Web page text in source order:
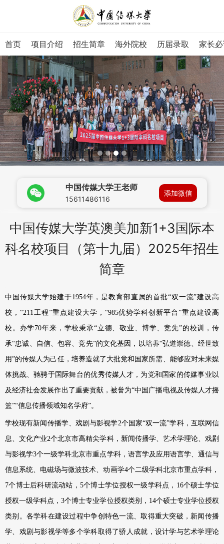
首页 项目介绍 招生简章 海外院校 历届录取 家长
中国传媒大学王老师
15611486116
添加微信
中国传媒大学英澳美加新1+3国际本
科名校项目（第十九届）2025年招生
简章
中国传媒大学始建于1954年，是教育部直属的首批“双一流”建设高
校，“211工程”重点建设大学，“985优势学科创新平台”重点建设高
校。办学70年来，学校秉承“立德、敬业、博学、竞先”的校训，传
承“忠诚、自信、包容、竞先”的文化基因，以培养“弘道崇德、经世致
用”的传媒人为己任，培养造就了大批党和国家所需、能够应对未来媒
体挑战、驰骋于国际舞台的优秀传媒人才，为党和国家的传媒事业以
及经济社会发展作出了重要贡献，被誉为“中国广播电视及传媒人才摇
篮”“信息传播领域知名学府”。
学校现有新闻传播学、戏剧与影视学2个国家“双一流”学科，互联网信
息、文化产业2个北京市高精尖学科，新闻传播学、艺术学理论、戏剧
与影视学3个一级学科北京市重点学科，语言学及应用语言学、通信与
信息系统、电磁场与微波技术、动画学4个二级学科北京市重点学科，
7个博士后科研流动站，5个博士学位授权一级学科点，16个硕士学位
授权一级学科点，3个博士专业学位授权类别，14个硕士专业学位授权
类别。各学科在建设过程中争创特色一流、取得重大突破，新闻传播
学、戏剧与影视学等多个学科取得了骄人成就，设计学与艺术学理论